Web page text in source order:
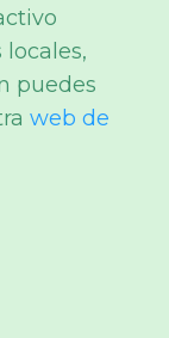
puedes
web de